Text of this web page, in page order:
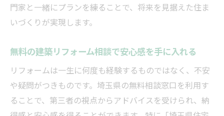
門家と一緒にプランを練ることで、将来を見据えた住ま
いづくりが実現します。
無料の建築リフォーム相談で安心感を手に入れる
リフォームは一生に何度も経験するものではなく、不安
や疑問がつきものです。埼玉県の無料相談窓口を利用す
ることで、第三者の視点からアドバイスを受けられ、納